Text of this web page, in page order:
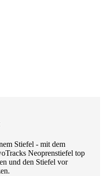
Stiefel - mit dem
Neoprenstiefel top
und den Stiefel vor